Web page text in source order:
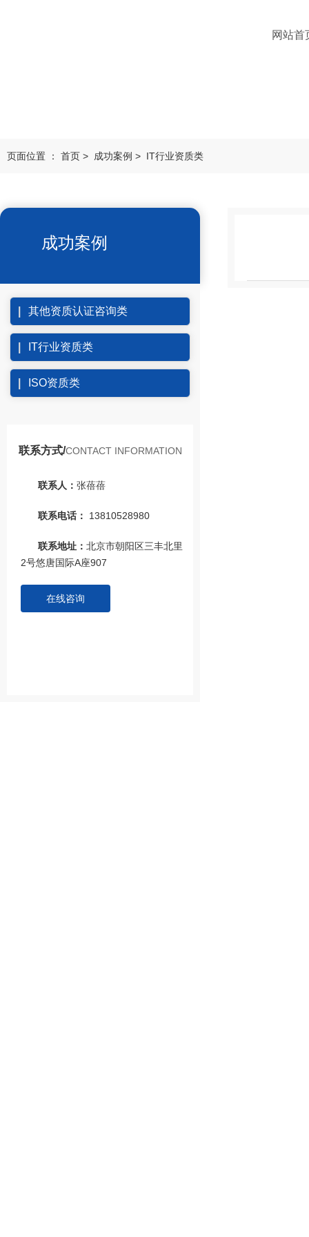
网站首
页面位置 ： 首页 > 成功案例 > IT行业资质类
成功案例
其他资质认证咨询类
IT行业资质类
ISO资质类
联系方式/CONTACT INFORMATION
联系人： 张蓓蓓
联系电话： 13810528980
联系地址： 北京市朝阳区三丰北里
2号悠唐国际A座907
在线咨询